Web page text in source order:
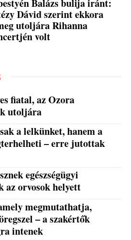
Balázs bulija iránt:
Dávid szerint ekkora
utoljára Rihanna
volt
fiatal, az Ozora
utoljára
a lelkünket, hanem a
– erre jutottak
egészségügyi
az orvosok helyett
megmutathatja,
– a szakértők
intenek